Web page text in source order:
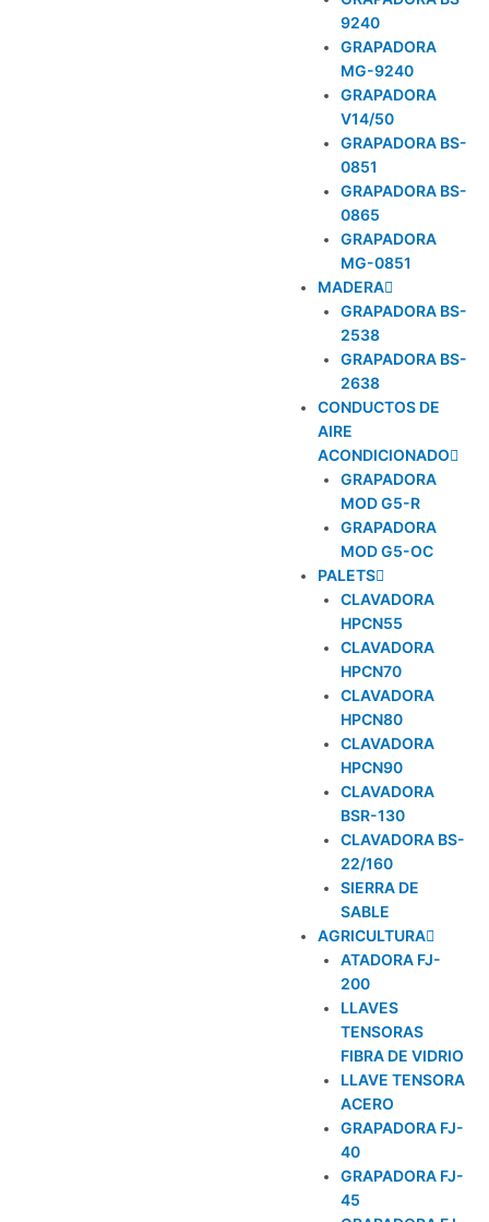
9240
GRAPADORA
MG-9240
GRAPADORA
V14/50
GRAPADORA BS-
0851
GRAPADORA BS-
0865
GRAPADORA
MG-0851
MADERA
GRAPADORA BS-
2538
GRAPADORA BS-
2638
CONDUCTOS DE
AIRE
ACONDICIONADO
GRAPADORA
MOD G5-R
GRAPADORA
MOD G5-OC
PALETS
CLAVADORA
HPCN55
CLAVADORA
HPCN70
CLAVADORA
HPCN80
CLAVADORA
HPCN90
CLAVADORA
BSR-130
CLAVADORA BS-
22/160
SIERRA DE
SABLE
AGRICULTURA
ATADORA FJ-
200
LLAVES
TENSORAS
FIBRA DE VIDRIO
LLAVE TENSORA
ACERO
GRAPADORA FJ-
40
GRAPADORA FJ-
45